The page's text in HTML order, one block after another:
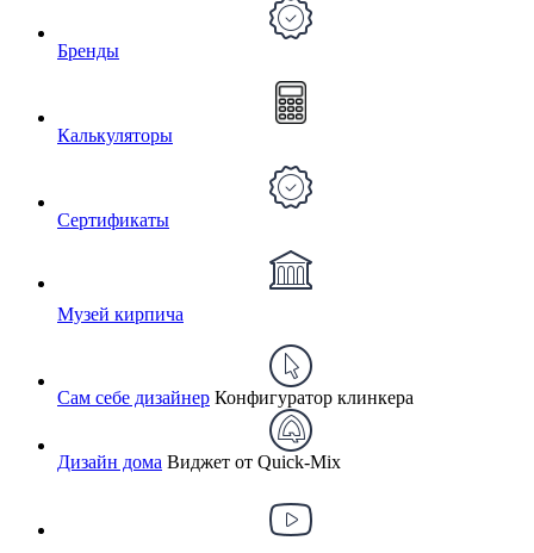
Бренды
Калькуляторы
Сертификаты
Музей кирпича
Сам себе дизайнер Конфигуратор клинкера
Дизайн дома Виджет от Quick-Mix